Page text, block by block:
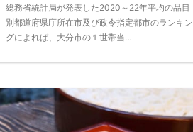
総務省統計局が発表した2020～22年平均の品目
別都道府県庁所在市及び政令指定都市のランキン
グによれば、大分市の１世帯当…